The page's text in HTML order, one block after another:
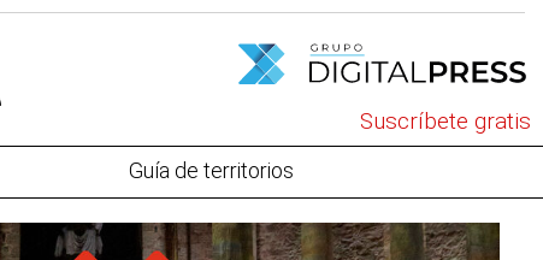
Suscríbete gratis
Guía de territorios